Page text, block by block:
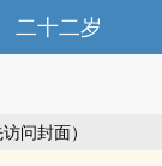
二十二岁
问封面）